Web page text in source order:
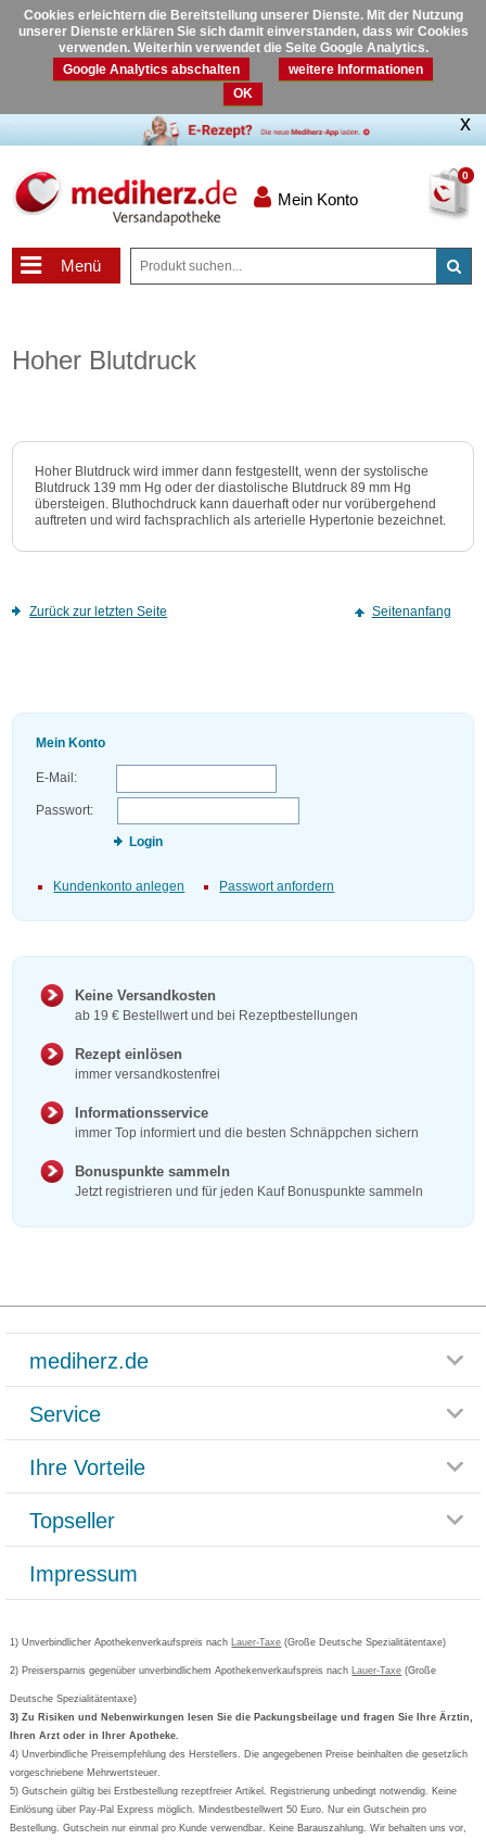
Cookies erleichtern die Bereitstellung unserer Dienste. Mit der Nutzung
unserer Dienste erklären Sie sich damit einverstanden, dass wir Cookies
verwenden. Weiterhin verwendet die Seite Google Analytics.
Google Analytics abschalten
weitere Informationen
OK
0
Mein Konto
Menü
Hoher Blutdruck
Hoher Blutdruck wird immer dann festgestellt, wenn der systolische
Blutdruck 139 mm Hg oder der diastolische Blutdruck 89 mm Hg
übersteigen. Bluthochdruck kann dauerhaft oder nur vorübergehend
auftreten und wird fachsprachlich als arterielle Hypertonie bezeichnet.
Zurück zur letzten Seite Seitenanfang
Mein Konto
E-Mail:
Passwort:
Login
Kundenkonto anlegen Passwort anfordern
Keine Versandkosten
ab 19 € Bestellwert und bei Rezeptbestellungen
Rezept einlösen
immer versandkostenfrei
Informationsservice
immer Top informiert und die besten Schnäppchen sichern
Bonuspunkte sammeln
Jetzt registrieren und für jeden Kauf Bonuspunkte sammeln
mediherz.de
Glossar
Häufig gestellte Fragen
Datenschutz
AGB
Cookie-Einstellungen
Vertrag widerrufen
Service
Rücksendemöglichkeit
Paketlieferstatus
Versandkosten
Bestellschein ausfüllen
Newsletteranmeldung
Ihre Vorteile
Rezeptlieferung
Bonusprogramm
Gutschein und Rabatte
Kundenbewertung
Topseller
Grippostad
Bepanthen
Formoline
Wick
Eucerin
Basica
Impressum
1) Unverbindlicher Apothekenverkaufspreis nach Lauer-Taxe (Große Deutsche Spezialitätentaxe)
2) Preisersparnis gegenüber unverbindlichem Apothekenverkaufspreis nach Lauer-Taxe (Große
Deutsche Spezialitätentaxe)
3) Zu Risiken und Nebenwirkungen lesen Sie die Packungsbeilage und fragen Sie Ihre Ärztin,
Ihren Arzt oder in Ihrer Apotheke.
4) Unverbindliche Preisempfehlung des Herstellers. Die angegebenen Preise beinhalten die gesetzlich
vorgeschriebene Mehrwertsteuer.
5) Gutschein gültig bei Erstbestellung rezeptfreier Artikel. Registrierung unbedingt notwendig. Keine
Einlösung über Pay-Pal Express möglich. Mindestbestellwert 50 Euro. Nur ein Gutschein pro
Bestellung. Gutschein nur einmal pro Kunde verwendbar. Keine Barauszahlung. Wir behalten uns vor,